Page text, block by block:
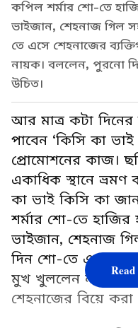
কপিল শর্মার শো-তে
ভাইজান, শেহনাজ গিল
তে এসে শেহনাজের
নায়ক। বললেন, পুরনো
উচিত।
আর মাত্র কটা দিনের
পাবেন ‘কিসি কা
প্রোমোশনের কাজ।
একাধিক স্থানে ভ্রমণ
কা ভাই কিসি কা
শর্মার শো-তে হাজির
ভাইজান, শেহনাজ
দিন শো-তে এসে
মুখ খুললেন নায়ক।
শেহনাজের বিয়ে করা